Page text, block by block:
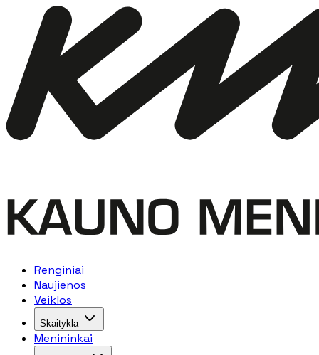
Renginiai
Naujienos
Veiklos
Skaitykla
Menininkai